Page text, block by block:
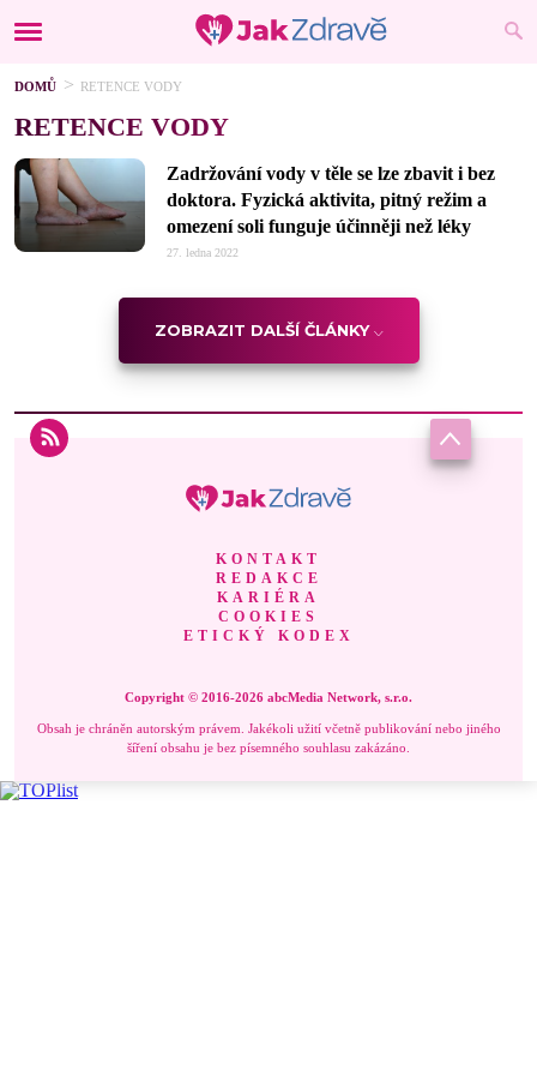
DOMŮ RETENCE VODY
RETENCE VODY
Zadržování vody v těle se lze zbavit i bez
doktora. Fyzická aktivita, pitný režim a
omezení soli funguje účinněji než léky
27. ledna 2022
ZOBRAZIT DALŠÍ ČLÁNKY
KONTAKT
REDAKCE
KARIÉRA
COOKIES
ETICKÝ KODEX
Copyright © 2016-2026 abcMedia Network, s.r.o.
Obsah je chráněn autorským právem. Jakékoli užití včetně publikování nebo jiného
šíření obsahu je bez písemného souhlasu zakázáno.